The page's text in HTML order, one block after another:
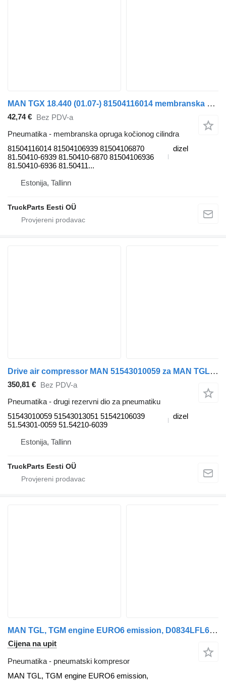
MAN TGX 18.440 (01.07-) 81504116014 membranska opruga kočionog cilindra za MAN TGL, TGM, TGS, TGX (2005-2021) tegljača
42,74 € Bez PDV-a
Pneumatika - membranska opruga kočionog cilindra
81504116014 81504106939 81504106870
81.50410-6939 81.50410-6870 81504106936
81.50410-6936 81.50411...
dizel
Estonija, Tallinn
TruckParts Eesti OÜ
Drive air compressor MAN 51543010059 za MAN TGL, TGM, TGS, TGX (2005-2021) tegljača
350,81 € Bez PDV-a
Pneumatika - drugi rezervni dio za pneumatiku
51543010059 51543013051 51542106039
51.54301-0059 51.54210-6039
dizel
Estonija, Tallinn
TruckParts Eesti OÜ
MAN TGL, TGM engine EURO6 emission, D0834LFL66, D0834LFL65, D0834LFL MAN pneumatski kompresor za MAN MAN TGL, TGM engine EURO6 emission, D0834LFL66, D0834LFL65, D0834LFL64, D0834LFL42, D0834LFL65, D0834LFL55, D0834LFL53, D0834LFL54, D0834LFL50, D0836LFL42, 81415010387, 81415010386, 51011006266, 51011006408, 51011006468, 51011006322, 81962100635, 81962100598, 51013046097, 51019030347, 51013046091, 51014016337, 51014016352, 51385006122, 51471040040, 51385170060, 51018040038, 51057045010, 51057045372, 51057045078, 51057045204, 51057045031, 51018025868, 51022010181, 51021006022, 51021006174, 51011136088, 51011140222, 51021150251, 51021150291, 51015050169, 51022010181, 51022006050, 51025006303, 51025006506, 51025006309, 51025006310, 51025006311, 51024006068, 51024006211, 51024106679, 51034006007, 51031006273, 51024006031, 51024006073, 51024006173, 51044020020, 51044020072, 51045015013, 51045015032, 51041010537, 51041010738, 51041010538, 51042006031, 51042006073, 51042006173, 81018106026, 51057045034, 51050007087, 51056010179, 51051020101, 51051046195, 51051046196, 51052010099, 51052010102, 51064050041, 51064050055, 51063045253, 51067010021, 81061016503, 51065006701, 51063030133, 51063030479, 51064020099, 81061300190, 81066200185, 51064040098, 51064040145, 51066007006, 51066010279, 51081510194, 51094120171, 51094120261, 51094110935, 51095007180, 51094120719, 51094120311, 81082010571, 51081016341, 51081016440, 51081020410, 51081007202, 81084006061, 81541200011, 51091017225, 51091017327, 51094026017 tegljača
Cijena na upit
Pneumatika - pneumatski kompresor
MAN TGL, TGM engine EURO6 emission,